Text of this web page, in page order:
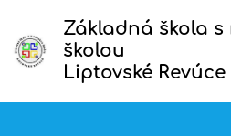
Základná škola s
školou
Liptovské Revúce